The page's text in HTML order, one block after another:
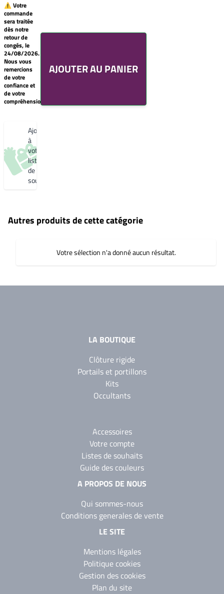
⚠ Votre
commande
sera traitée
dès notre
retour de
congés, le
24/08/2026.
Nous vous
remercions
de votre
confiance et
de votre
compréhension.
AJOUTER AU PANIER
Votre
liste
de
souhaits
Un
produit
0,00€
Créer
une
nouvelle
souhaitsAjouter
à
votre
liste
de
souhaits
Autres produits de cette catégorie
Votre sélection n'a donné aucun résultat.
LA BOUTIQUE
Clôture rigide
Portails et portillons
Kits
Occultants
Accessoires
Votre compte
Listes de souhaits
Guide des couleurs
A PROPOS DE NOUS
Qui sommes-nous
Conditions generales de vente
LE SITE
Mentions légales
Politique cookies
Gestion des cookies
Plan du site